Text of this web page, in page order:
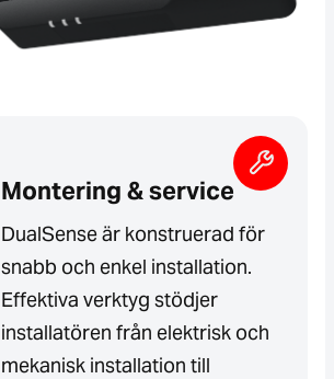
Montering & service
DualSense är konstruerad för
snabb och enkel installation.
Effektiva verktyg stödjer
installatören från elektrisk och
mekanisk installation till